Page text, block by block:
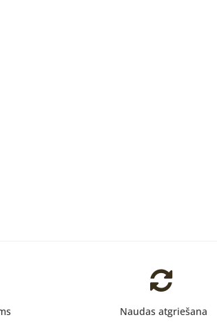
Naudas atgriešana